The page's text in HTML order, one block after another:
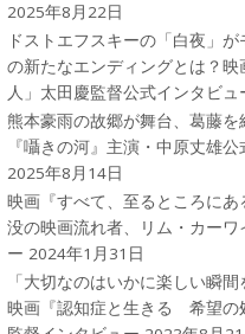
2025年8月22日
ドストエフスキーの「白夜」
の新たなエンディングとは？映
人」太田慶監督公式インタビュ
熊本豪雨の故郷が舞台、葛藤
『囁きの河』主演・中原丈雄
2025年8月14日
映画『すべて、至るところに
没の映画流れ者、リム・カーワ
ー 2024年1月31日
「大切なのはいかに楽しい瞬間
映画『認知症と生きる 希望の